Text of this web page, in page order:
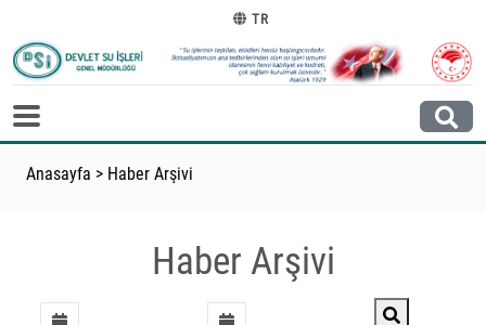
TR
Anasayfa > Haber Arşivi
Haber Arşivi